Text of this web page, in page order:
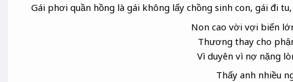
Gái phơi quần hồng là gái không lấy chồng sinh con, gái đi
Non cao vời vợi biển
Thương thay cho
Vì duyên vì nợ nặng
Thấy anh nhiều